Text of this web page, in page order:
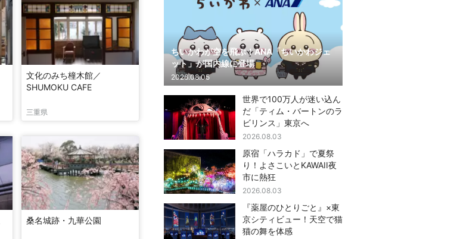
文化のみち橦木館／
SHUMOKU CAFE
三重県
桑名城跡・九華公園
ちいかわが空を飛ぶ！ANA「ちいかわジェ
ット」が国内線に登場
2026.08.05
世界で100万人が迷い込ん
だ「ティム・バートンのラ
ビリンス」東京へ
2026.08.03
原宿「ハラカド」で夏祭
り！よさこいとKAWAII夜
市に熱狂
2026.08.03
『薬屋のひとりごと』×東
京シティビュー！天空で猫
猫の舞を体感